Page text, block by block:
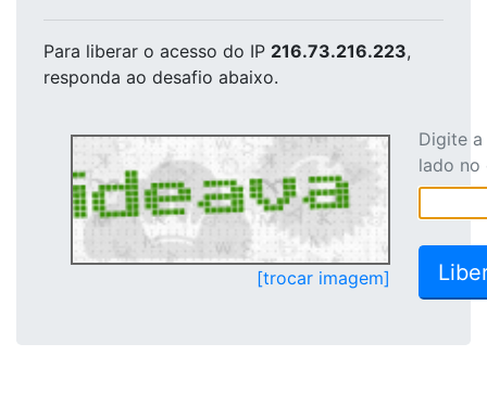
Para liberar o acesso do IP 216.73.216.223,
responda ao desafio abaixo.
[trocar imagem]
Digite
lado no